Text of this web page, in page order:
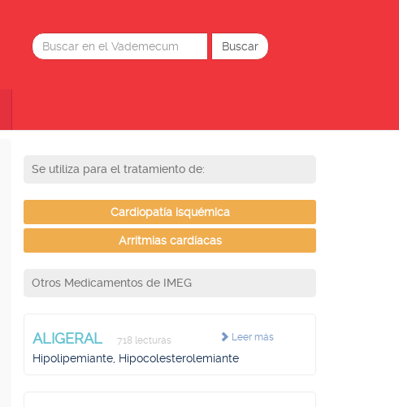
Se utiliza para el tratamiento de:
Cardiopatía isquémica
Arritmias cardíacas
Otros Medicamentos de IMEG
Leer más
ALIGERAL 718 lecturas
Hipolipemiante, Hipocolesterolemiante